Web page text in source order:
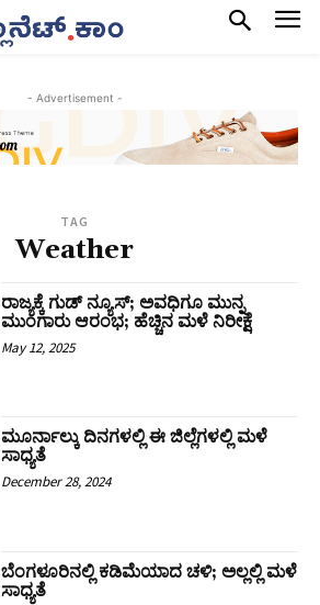
- Advertisement -
TAG
Weather
ರಾಜ್ಯಕ್ಕೆ ಗುಡ್‌ ನ್ಯೂಸ್;‌ ಅವಧಿಗೂ ಮುನ್ನ
ಮುಂಗಾರು ಆರಂಭ; ಹೆಚ್ಚಿನ ಮಳೆ ನಿರೀಕ್ಷೆ
May 12, 2025
ಮೂರ್ನಾಲ್ಕು ದಿನಗಳಲ್ಲಿ ಈ ಜಿಲ್ಲೆಗಳಲ್ಲಿ ಮಳೆ
ಸಾಧ್ಯತೆ
December 28, 2024
ಬೆಂಗಳೂರಿನಲ್ಲಿ ಕಡಿಮೆಯಾದ ಚಳಿ; ಅಲ್ಲಲ್ಲಿ ಮಳೆ
ಸಾಧ್ಯತೆ